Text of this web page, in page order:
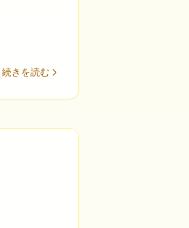
続きを読む